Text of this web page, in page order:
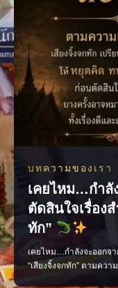
บทความของเรา
เคยไหม…กำลั
ตัดสินใจเรื่อง
ทัก”
เคยไหม…กำลังจะออกจ
“เสียงจิ้งจกทัก” ตามคว
เตือนให้เราหยุดคิด ทบ